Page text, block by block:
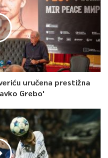
sati.
uručena prestižna
Grebo'